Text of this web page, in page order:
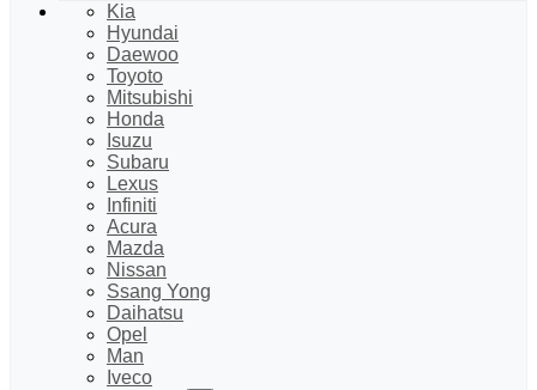
Kia
Hyundai
Daewoo
Toyoto
Mitsubishi
Honda
Isuzu
Subaru
Lexus
Infiniti
Acura
Mazda
Nissan
Ssang Yong
Daihatsu
Opel
Man
Iveco